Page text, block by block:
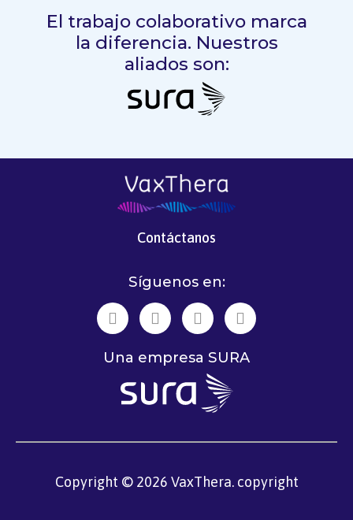
El trabajo colaborativo marca
la diferencia. Nuestros
aliados son:
Contáctanos
Síguenos en:
Una empresa SURA
Copyright © 2026 VaxThera. copyright